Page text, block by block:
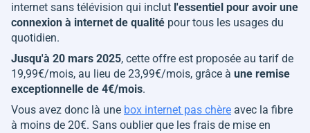
internet sans télévision qui inclut l'essentiel pour avoir une
connexion à internet de qualité pour tous les usages du
quotidien.
Jusqu'à 20 mars 2025, cette offre est proposée au tarif de
19,99€/mois, au lieu de 23,99€/mois, grâce à une remise
exceptionnelle de 4€/mois.
Vous avez donc là une box internet pas chère avec la fibre
à moins de 20€. Sans oublier que les frais de mise en